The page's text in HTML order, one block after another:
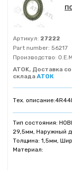
Артикул: 27222
Part number: 56217
Производство: O.E.M.
ATOK, Доставка со
склада АТОК
Тех. описание:
Тип состояния:
29,5мм, Наружный
Толщина: 1,5мм,
Материал: